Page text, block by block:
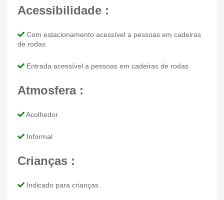
Acessibilidade :
Com estacionamento acessível a pessoas em cadeiras
de rodas
Entrada acessível a pessoas em cadeiras de rodas
Atmosfera :
Acolhedor
Informal
Crianças :
Indicado para crianças